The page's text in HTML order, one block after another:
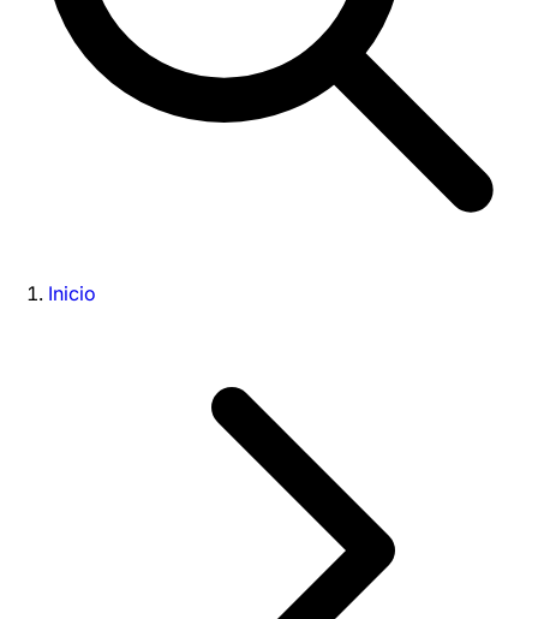
Inicio